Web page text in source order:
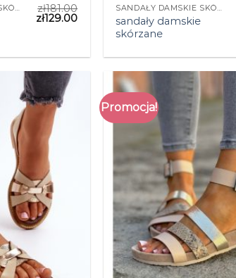
SANDAŁY DAMSKIE SKÓRZANE zł181.00
zł129.00
SANDAŁY DAMSKIE SKÓRZANE
sandały damskie
skórzane
Promocja!